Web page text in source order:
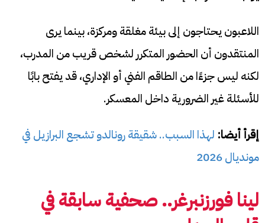
اللاعبون يحتاجون إلى بيئة مغلقة ومركزة، بينما يرى
المنتقدون أن الحضور المتكرر لشخص قريب من المدرب،
لكنه ليس جزءًا من الطاقم الفني أو الإداري، قد يفتح بابًا
للأسئلة غير الضرورية داخل المعسكر.
إقرأ أيضا: لهذا السبب.. شقيقة رونالدو تشجع البرازيل في
مونديال 2026
لينا فورزنبرغر.. صحفية سابقة في